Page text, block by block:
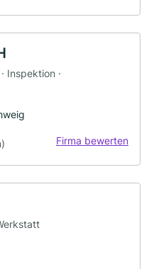
Inspektion ·
Firma bewerten